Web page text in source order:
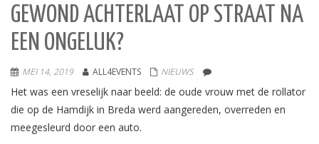
GEWOND ACHTERLAAT OP STRAAT NA
EEN ONGELUK?
MEI 14, 2019 ALL4EVENTS NIEUWS
Het was een vreselijk naar beeld: de oude vrouw met de rollator
die op de Hamdijk in Breda werd aangereden, overreden en
meegesleurd door een auto.